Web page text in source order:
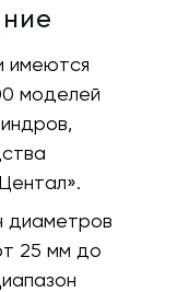
имеются
моделей
диаметров
25 мм до